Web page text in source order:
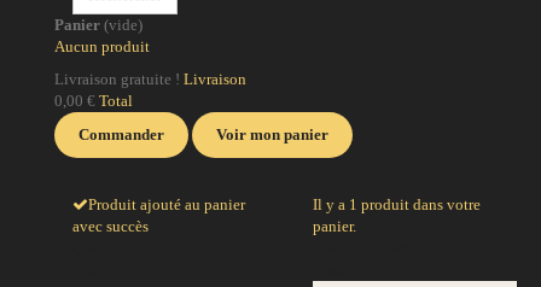
Panier (vide)
Aucun produit
Livraison gratuite ! Livraison
0,00 € Total
Commander
Voir mon panier
Produit ajouté au panier
avec succès
Il y a 1 produit dans votre
panier.